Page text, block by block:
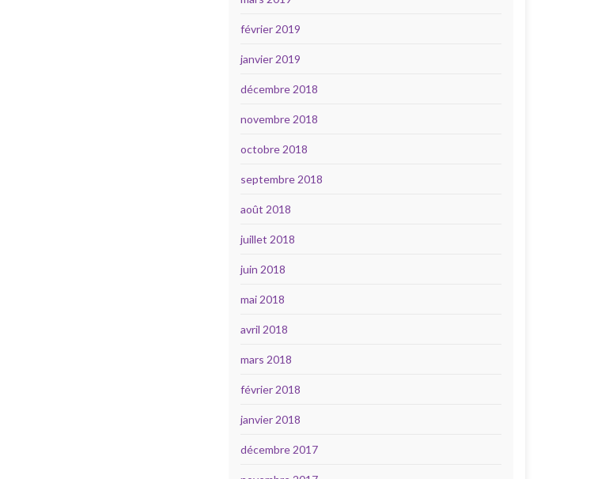
février 2019
janvier 2019
décembre 2018
novembre 2018
octobre 2018
septembre 2018
août 2018
juillet 2018
juin 2018
mai 2018
avril 2018
mars 2018
février 2018
janvier 2018
décembre 2017